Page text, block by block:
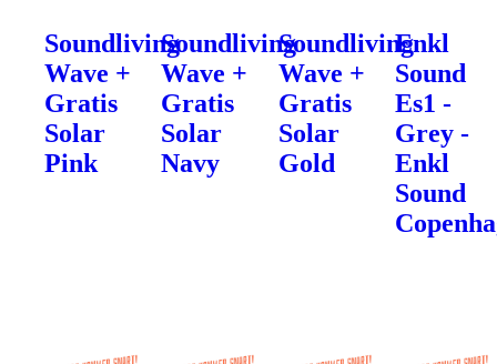
Soundliving
Wave +
Gratis
Solar
Pink
Soundliving
Wave +
Gratis
Solar
Navy
Soundliving
Wave +
Gratis
Solar
Gold
Enkl
Sound
Es1 -
Grey -
Enkl
Sound